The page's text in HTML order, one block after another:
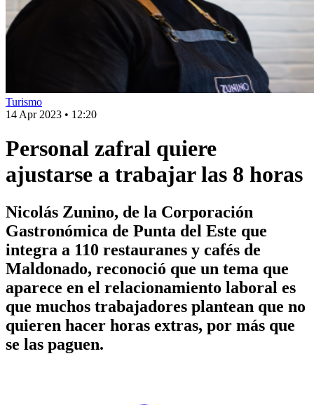
Turismo
14 Apr 2023 • 12:20
Personal zafral quiere
ajustarse a trabajar las 8 horas
Nicolás Zunino, de la Corporación
Gastronómica de Punta del Este que
integra a 110 restauranes y cafés de
Maldonado, reconoció que un tema que
aparece en el relacionamiento laboral es
que muchos trabajadores plantean que no
quieren hacer horas extras, por más que
se las paguen.